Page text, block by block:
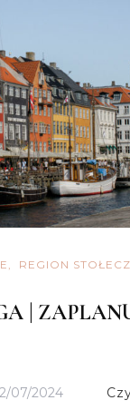
REGION
|
07/2024